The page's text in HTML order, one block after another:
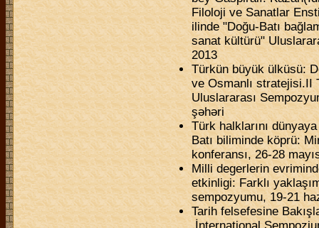
Filoloji ve Sanatlar
ilinde "Doğu-Batı
sanat kültürü"
2013
Türkün büyük ülküsü:
ve Osmanlı stratejisi.II
Uluslararası
şəhəri
Türk halklarını
Batı biliminde köprü:
konferansı, 26-28
Milli degerlerin
etkinligi: Farklı
sempozyumu, 19-21
Tarih felsefesine